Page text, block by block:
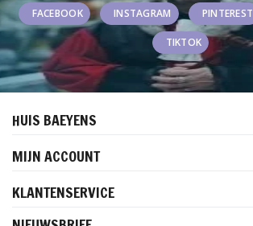
FACEBOOK INSTAGRAM PINTEREST
TIKTOK
HUIS BAEYENS
MIJN ACCOUNT
KLANTENSERVICE